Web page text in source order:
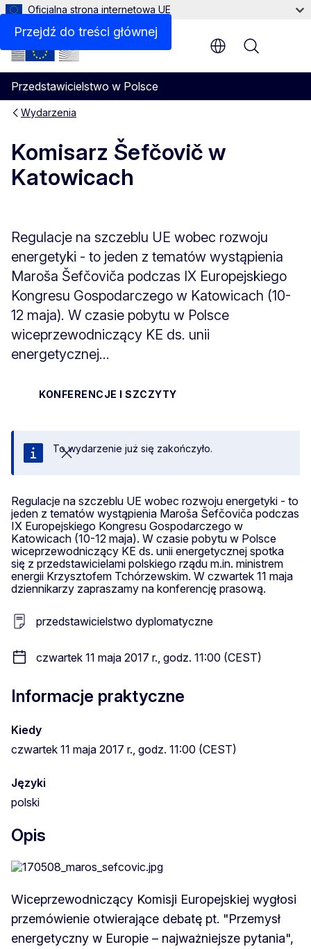
Przejdź do treści głównej
Oficjalna strona internetowa UE
Przedstawicielstwo w Polsce
Menu
Wydarzenia
Komisarz Šefčovič w
Katowicach
Regulacje na szczeblu UE wobec rozwoju
energetyki - to jeden z tematów wystąpienia
Maroša Šefčoviča podczas IX Europejskiego
Kongresu Gospodarczego w Katowicach (10-
12 maja). W czasie pobytu w Polsce
wiceprzewodniczący KE ds. unii
energetycznej...
KONFERENCJE I SZCZYTY
Zamknij
To wydarzenie już się zakończyło.
Regulacje na szczeblu UE wobec rozwoju energetyki - to
jeden z tematów wystąpienia Maroša Šefčoviča podczas
IX Europejskiego Kongresu Gospodarczego w
Katowicach (10-12 maja). W czasie pobytu w Polsce
wiceprzewodniczący KE ds. unii energetycznej spotka
się z przedstawicielami polskiego rządu m.in. ministrem
energii Krzysztofem Tchórzewskim. W czwartek 11 maja
dziennikarzy zapraszamy na konferencję prasową.
przedstawicielstwo dyplomatyczne
czwartek 11 maja 2017 r., godz. 11:00 (CEST)
Informacje praktyczne
Kiedy
czwartek 11 maja 2017 r., godz. 11:00 (CEST)
Języki
polski
Opis
Wiceprzewodniczący Komisji Europejskiej wygłosi
przemówienie otwierające debatę pt. "Przemysł
energetyczny w Europie – najważniejsze pytania",